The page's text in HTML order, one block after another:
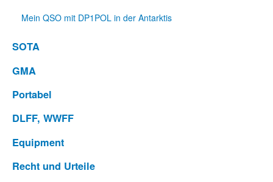
Mein QSO mit DP1POL in der Antarktis
SOTA
GMA
Portabel
DLFF, WWFF
Equipment
Recht und Urteile